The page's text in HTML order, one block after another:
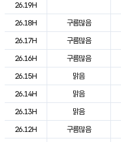
26.19H
26.18H
구름많음
26.17H
구름많음
26.16H
구름많음
26.15H
맑음
26.14H
맑음
26.13H
맑음
26.12H
구름많음